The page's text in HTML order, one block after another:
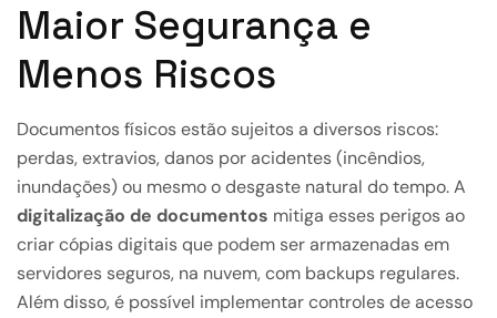
Maior Segurança e
Menos Riscos
Documentos físicos estão sujeitos a diversos riscos:
perdas, extravios, danos por acidentes (incêndios,
inundações) ou mesmo o desgaste natural do tempo. A
digitalização de documentos mitiga esses perigos ao
criar cópias digitais que podem ser armazenadas em
servidores seguros, na nuvem, com backups regulares.
Além disso, é possível implementar controles de acesso